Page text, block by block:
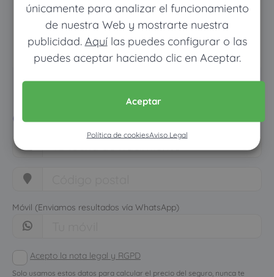
únicamente para analizar el funcionamiento
de nuestra Web y mostrarte nuestra
publicidad. Aquílas puedes configurar o las
puedes aceptar haciendo clic en Aceptar.
Aceptar
Política de cookiesAviso Legal
Pon tus datos y descubre
cuánto dinero ahorrarías
Móvil (Enviamos resultados vía WhatsApp)
Acepto la nota legal y RGPD
Solo usamos estos datos para calcular el precio del seguro, nunca te